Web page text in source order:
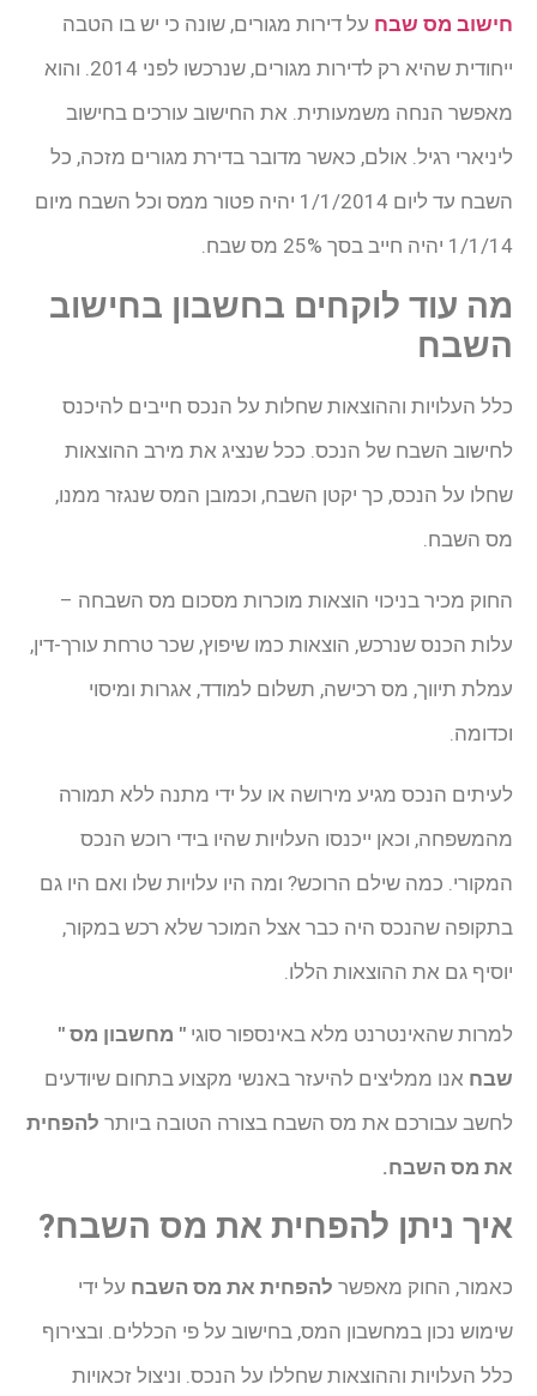
חישוב מס שבח על דירות מגורים, שונה כי יש בו הטבה
ייחודית שהיא רק לדירות מגורים, שנרכשו לפני 2014. והוא
מאפשר הנחה משמעותית. את החישוב עורכים בחישוב
ליניארי רגיל. אולם, כאשר מדובר בדירת מגורים מזכה, כל
השבח עד ליום 1/1/2014 יהיה פטור ממס וכל השבח מיום
1/1/14 יהיה חייב בסך 25% מס שבח.
מה עוד לוקחים בחשבון בחישוב
השבח
כלל העלויות וההוצאות שחלות על הנכס חייבים להיכנס
לחישוב השבח של הנכס. ככל שנציג את מירב ההוצאות
שחלו על הנכס, כך יקטן השבח, וכמובן המס שנגזר ממנו,
מס השבח.
החוק מכיר בניכוי הוצאות מוכרות מסכום מס השבחה –
עלות הכנס שנרכש, הוצאות כמו שיפוץ, שכר טרחת עורך-דין,
עמלת תיווך, מס רכישה, תשלום למודד, אגרות ומיסוי
וכדומה.
לעיתים הנכס מגיע מירושה או על ידי מתנה ללא תמורה
מהמשפחה, וכאן ייכנסו העלויות שהיו בידי רוכש הנכס
המקורי. כמה שילם הרוכש? ומה היו עלויות שלו ואם היו גם
בתקופה שהנכס היה כבר אצל המוכר שלא רכש במקור,
יוסיף גם את ההוצאות הללו.
למרות שהאינטרנט מלא באינספור סוגי" מחשבון מס "
שבחאנו ממליצים להיעזר באנשי מקצוע בתחום שיודעים
לחשב עבורכם את מס השבח בצורה הטובה ביותרלהפחית
את מס השבח.
איך ניתן להפחית את מס השבח?
כאמור, החוק מאפשרלהפחית את מס השבחעל ידי
שימוש נכון במחשבון המס, בחישוב על פי הכללים. ובצירוף
כלל העלויות וההוצאות שחללו על הנכס. וניצול זכאויות